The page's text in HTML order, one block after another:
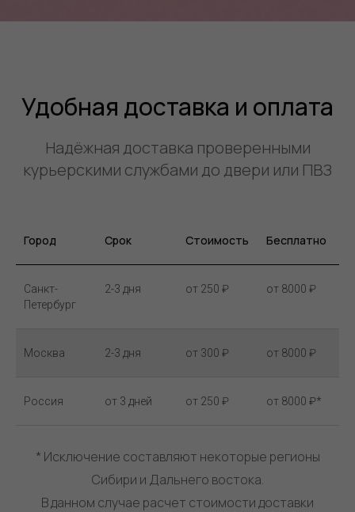
Удобная доставка и оплата
Надёжная доставка проверенными
курьерскими службами до двери или ПВЗ
Город Срок Стоимость Бесплатно
Санкт-
Петербург
2-3 дня от 250 ₽ от 8000 ₽
Москва 2-3 дня от 300 ₽ от 8000 ₽
Россия от 3 дней от 250 ₽ от 8000 ₽*
* Исключение составляют некоторые регионы
Сибири и Дальнего востока.
В данном случае расчет стоимости доставки